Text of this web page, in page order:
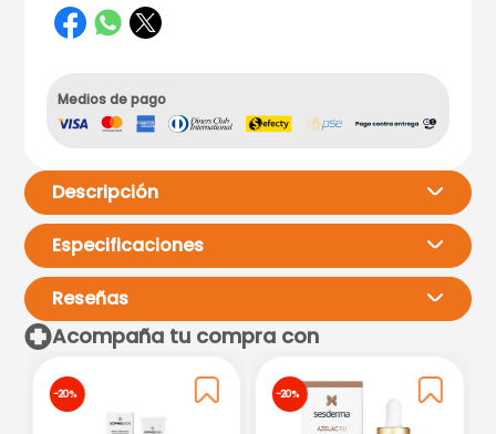
Medios de pago
Descripción
Especificaciones
Reseñas
Por favor, inicia sesión para
escribir un comentario.
Acompaña tu compra con
-20 % -20 %